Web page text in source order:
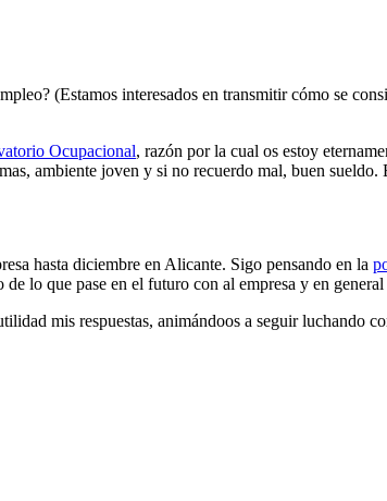
(Estamos interesados en transmitir cómo se
Ocupacional, razón por la cual os estoy
ambiente joven y si no recuerdo mal, buen
hasta diciembre en Alicante. Sigo pensando en la
lo que pase en el futuro con al empresa y en general
mis respuestas, animándoos a seguir luchando